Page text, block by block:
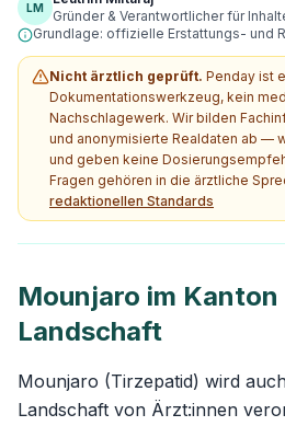
LM
Gründer & Verantwortlicher für
Grundlage: offizielle Erstattungs- und
Nicht ärztlich geprüft. Penday ist
Dokumentationswerkzeug, kein
Nachschlagewerk. Wir bilden
und anonymisierte Realdaten ab —
und geben keine
Fragen gehören in die ärztliche
redaktionellen Standards
Mounjaro im Kanton
Landschaft
Mounjaro (Tirzepatid) wird
Landschaft von Ärzt:innen